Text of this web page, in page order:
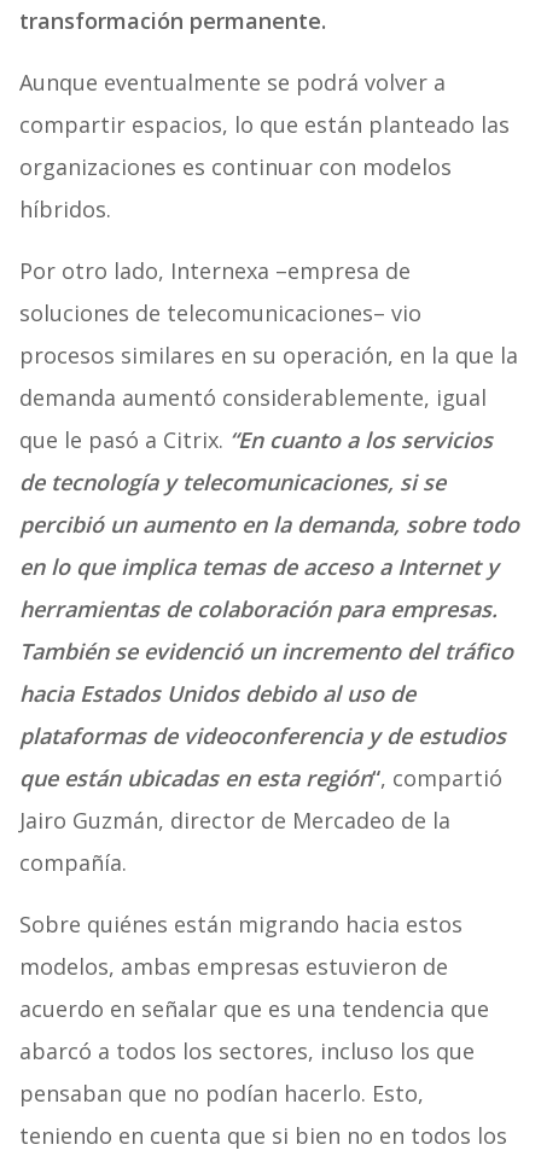
transformación permanente.
Aunque eventualmente se podrá volver a
compartir espacios, lo que están planteado las
organizaciones es continuar con modelos
híbridos.
Por otro lado, Internexa –empresa de
soluciones de telecomunicaciones– vio
procesos similares en su operación, en la que la
demanda aumentó considerablemente, igual
que le pasó a Citrix. “En cuanto a los servicios
de tecnología y telecomunicaciones, si se
percibió un aumento en la demanda, sobre todo
en lo que implica temas de acceso a Internet y
herramientas de colaboración para empresas.
También se evidenció un incremento del tráfico
hacia Estados Unidos debido al uso de
plataformas de videoconferencia y de estudios
que están ubicadas en esta región“, compartió
Jairo Guzmán, director de Mercadeo de la
compañía.
Sobre quiénes están migrando hacia estos
modelos, ambas empresas estuvieron de
acuerdo en señalar que es una tendencia que
abarcó a todos los sectores, incluso los que
pensaban que no podían hacerlo. Esto,
teniendo en cuenta que si bien no en todos los